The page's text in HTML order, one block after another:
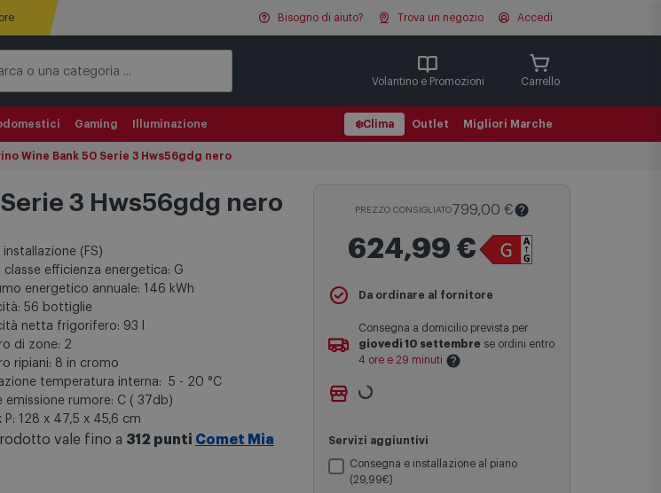
Bisogno di aiuto? Trova un negozio Accedi
Volantino e Promozioni Carrello
Gaming Illuminazione ❄️Clima Outlet Migliori Marche
Wine Bank 50 Serie 3 Hws56gdg nero
3 Hws56gdg nero PREZZO CONSIGLIATO799,00 €
624,99 €
Il Prezzo Consigliato
è il prezzo di
vendita suggerito al pubblico dal
produttore e viene mostrato al fine di
fornire un confronto con il prezzo finale
di vendita anche in assenza di sconti.
Da ordinare al fornitore
Consegna a domicilio prevista per
giovedì 10 settembre se ordini entro
4 ore e 29 minuti
Le date previste per la consegna sono
statistiche di consegna in possesso di
I tempi di consegna effettivi potrebbero
variare in situazioni specifiche (ad
Ritiro gratuito presso
Servizi aggiuntivi
installazione (FS)
classe efficienza energetica: G
energetico annuale: 146 kWh
56 bottiglie
netta frigorifero: 93 l
di zone: 2
ripiani: 8 in cromo
temperatura interna: 5 - 20 °C
emissione rumore: C ( 37db)
P: 128 x 47,5 x 45,6 cm
vale fino a 312 punti Comet Mia